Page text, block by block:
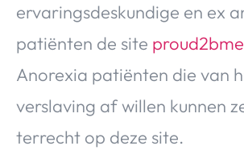
ervaringsdeskundige en ex
patiënten de site proud2bme
Anorexia patiënten die van
verslaving af willen kunnen
terrecht op deze site.